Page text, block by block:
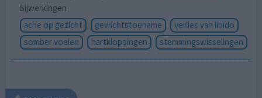
Bijwerkingen
acne op gezicht
gewichtstoename
verlies van libido
somber voelen
hartkloppingen stemmingswisselingen